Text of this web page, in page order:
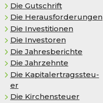
Die Gutschrift
Die Herausforderungen
Die Investitionen
Die Investoren
Die Jahresberichte
Die Jahrzehnte
Die Ka­pi­tal­er­trags­steu­
er
Die Kir­chen­steu­er